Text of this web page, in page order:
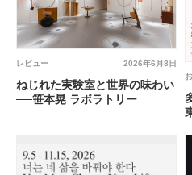
2026年6月8日
レビュー
ねじれた実験室と世界の味わい
──笹本晃 ラボラトリー